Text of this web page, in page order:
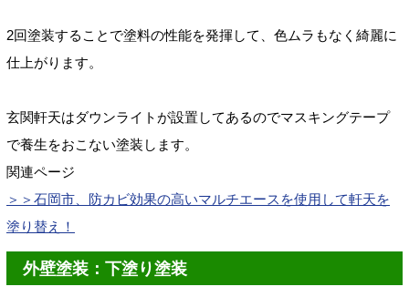
2回塗装することで塗料の性能を発揮して、色ムラもなく綺麗に
仕上がります。
玄関軒天はダウンライトが設置してあるのでマスキングテープ
で養生をおこない塗装します。
関連ページ
＞＞石岡市、防カビ効果の高いマルチエースを使用して軒天を
塗り替え！
外壁塗装：下塗り塗装